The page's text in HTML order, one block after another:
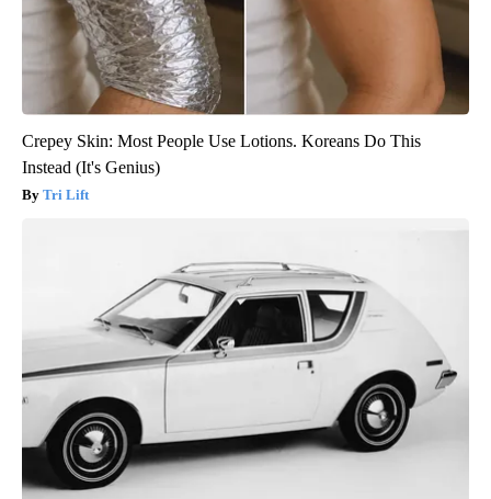
Crepey Skin: Most People Use Lotions. Koreans Do This
Instead (It's Genius)
Tri Lift